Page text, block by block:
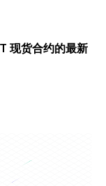
现货合约的最新